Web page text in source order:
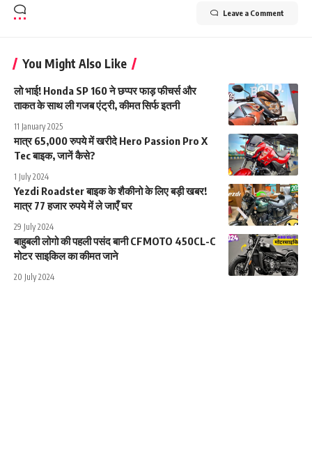
Leave a Comment
You Might Also Like
लो भाई! Honda SP 160 ने छप्पर फाड़ फीचर्स और
ताकत के साथ ली गजब एंट्री, कीमत सिर्फ इतनी
11 January 2025
मात्र 65,000 रुपये में खरीदे Hero Passion Pro X
Tec बाइक, जानें कैसे?
1 July 2024
Yezdi Roadster बाइक के शैकीनो के लिए बड़ी खबर!
मात्र 77 हजार रुपये में ले जाएँ घर
29 July 2024
बाहुबली लोगो की पहली पसंद बानी CFMOTO 450CL-C
मोटर साइकिल का कीमत जाने
20 July 2024